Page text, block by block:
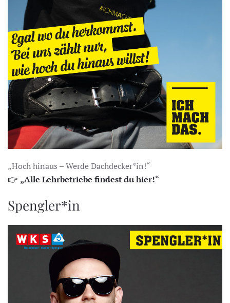
„Hoch hinaus – Werde Dachdecker*in!“
👉 „Alle Lehrbetriebe findest du hier!“
Spengler*in